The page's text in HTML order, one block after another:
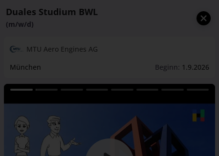
Duales Studium BWL
(m/w/d)
MTU Aero Engines AG
München
Beginn: 1.9.2026